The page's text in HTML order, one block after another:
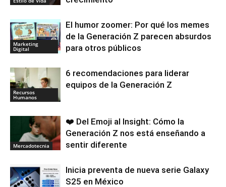
Marketing
Digital
El humor zoomer: Por qué los memes
de la Generación Z parecen absurdos
para otros públicos
Recursos
Humanos
6 recomendaciones para liderar
equipos de la Generación Z
Mercadotecnia
❤️ Del Emoji al Insight: Cómo la
Generación Z nos está enseñando a
sentir diferente
Inicia preventa de nueva serie Galaxy
S25 en México